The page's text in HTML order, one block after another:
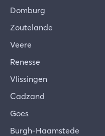
Domburg
Zoutelande
Veere
Renesse
Vlissingen
Cadzand
Goes
Burgh-Haamstede